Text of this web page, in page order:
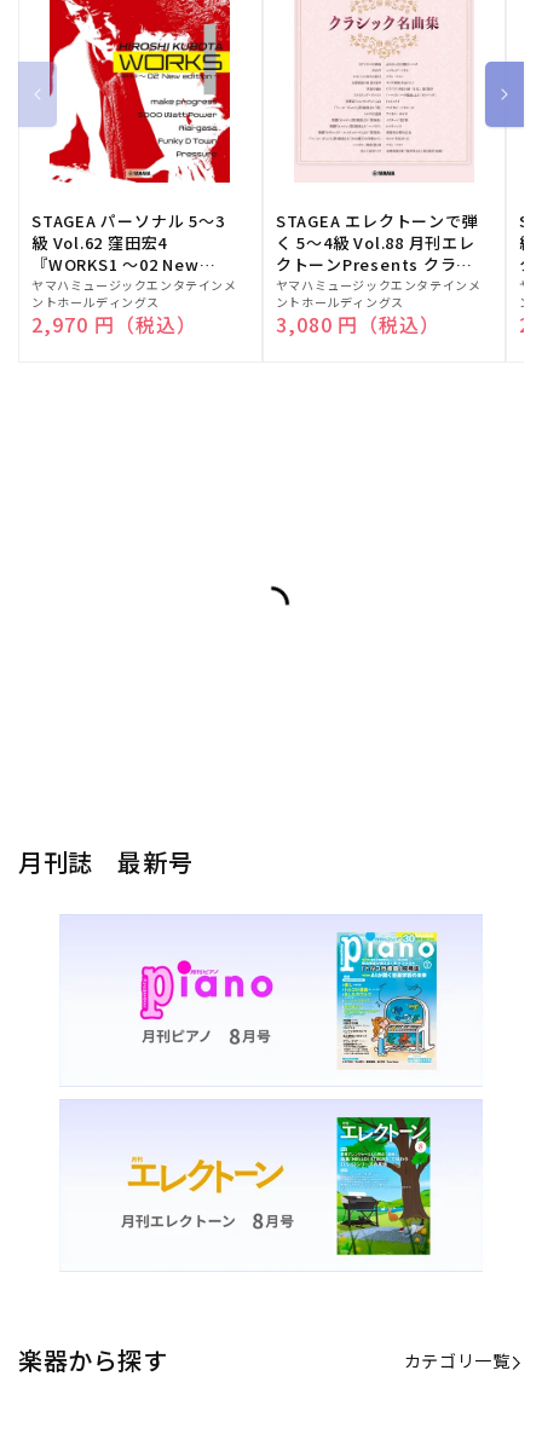
STAGEA パーソナル 5～3
級 Vol.62 窪田宏4
『WORKS1 ～02 New
edition～』
販
売
元:
ヤマハミュージックエンタテインメ
ントホールディングス
通常価格
2,970 円（税込）
STAGEA エレクトーンで弾
く 5～4級 Vol.88 月刊エレ
クトーンPresents クラシ
ック名曲集
販
売
元:
ヤマハミュージックエンタテインメ
ントホールディングス
通常価格
3,080 円（税込）
級
ク
販
売
元:
ヤ
ン
月刊誌 最新号
楽器から探す カテゴリ一覧